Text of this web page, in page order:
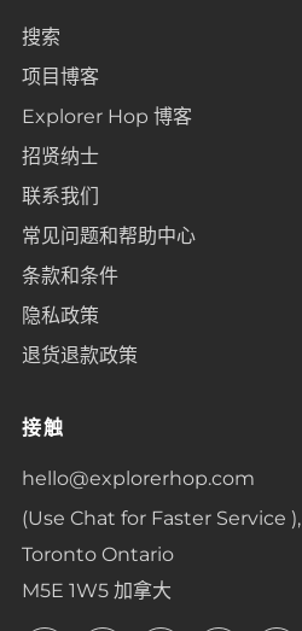
搜索
项目博客
Explorer Hop 博客
招贤纳士
联系我们
常见问题和帮助中心
条款和条件
隐私政策
退货退款政策
接触
hello@explorerhop.com
(Use Chat for Faster Service
Toronto Ontario
M5E 1W5 加拿大